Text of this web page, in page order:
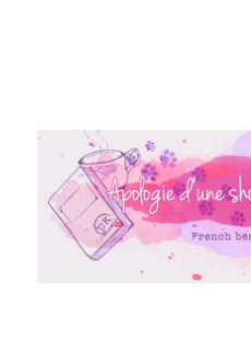
Apologie d'une